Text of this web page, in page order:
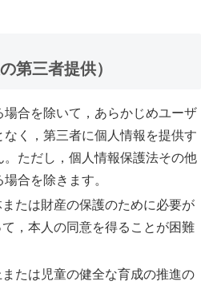
第三者提供）
場合を除いて，あらかじめユーザ
なく，第三者に個人情報を提供す
。ただし，個人情報保護法その他
合を除きます。
または財産の保護のために必要が
，本人の同意を得ることが困難
たは児童の健全な育成の推進の